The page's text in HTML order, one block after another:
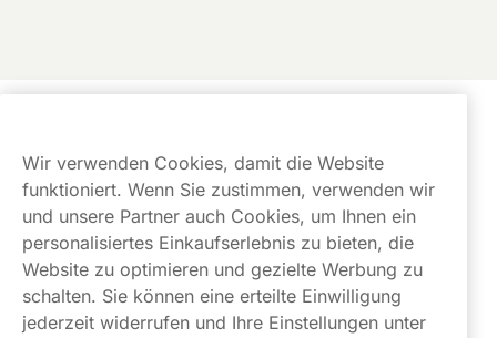
Links
Über uns
Wir verwenden Cookies, damit die Website
funktioniert. Wenn Sie zustimmen, verwenden wir
und unsere Partner auch Cookies, um Ihnen ein
personalisiertes Einkaufserlebnis zu bieten, die
Website zu optimieren und gezielte Werbung zu
schalten. Sie können eine erteilte Einwilligung
jederzeit widerrufen und Ihre Einstellungen unter